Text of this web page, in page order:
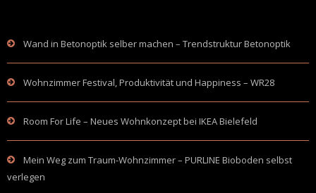
Wand in Betonoptik selber machen – Trendstruktur Betonoptik
Wohnzimmer Festival, Produktivität und Happiness – WR28
Room For Life – Neues Wohnkonzept bei IKEA Bielefeld
Mein Weg zum Traum-Wohnzimmer – PURLINE Bioboden selbst
verlegen